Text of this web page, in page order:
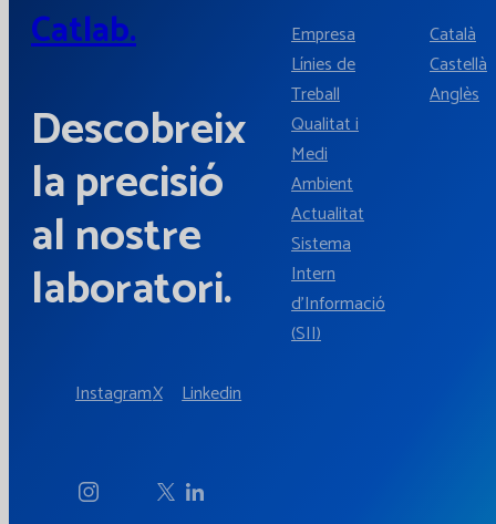
Catlab.
Descobreix
la precisió
al nostre
laboratori.
InstagramX Linkedin
Empresa
Línies de
Treball
Qualitat i
Medi
Ambient
Actualitat
Sistema
Intern
d'Informació
(SII)
Català
Castellà
Anglès